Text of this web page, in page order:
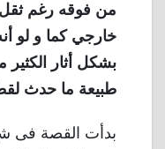
من فوقه رغم
خارجي كما و لو
بشكل أثار
طبيعة ما حدث